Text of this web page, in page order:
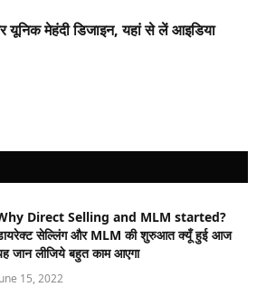
यूनिक मेहंदी डिजाइन, यहां से लें आइडिया
Direct Selling and MLM started?
सेल्लिंग और MLM की शुरुआत क्यूँ हुई आज
जान लीजिये बहुत काम आएगा
15, 2022